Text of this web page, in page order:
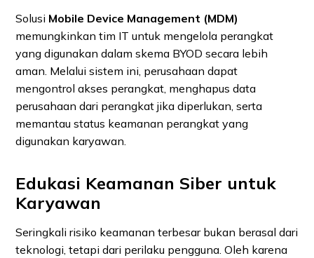
Solusi Mobile Device Management (MDM)
memungkinkan tim IT untuk mengelola perangkat
yang digunakan dalam skema BYOD secara lebih
aman. Melalui sistem ini, perusahaan dapat
mengontrol akses perangkat, menghapus data
perusahaan dari perangkat jika diperlukan, serta
memantau status keamanan perangkat yang
digunakan karyawan.
Edukasi Keamanan Siber untuk
Karyawan
Seringkali risiko keamanan terbesar bukan berasal dari
teknologi, tetapi dari perilaku pengguna. Oleh karena